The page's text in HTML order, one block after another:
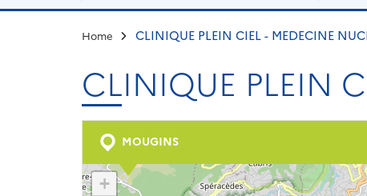
Home CLINIQUE PLEIN CIEL - MEDECINE
CLINIQUE PLEIN
MOUGINS
+